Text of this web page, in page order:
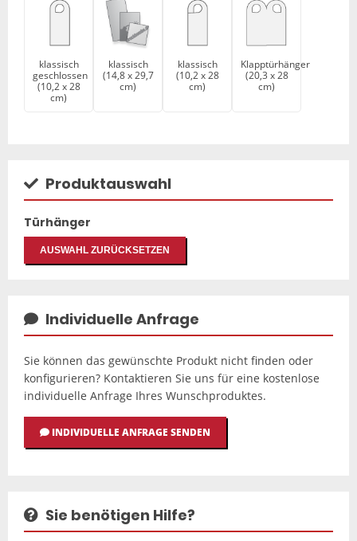
klassisch
geschlossen
(10,2 x 28
cm)
klassisch
(14,8 x 29,7
cm)
klassisch
(10,2 x 28
cm)
Klapptürhänger
(20,3 x 28
cm)
Produktauswahl
Türhänger
AUSWAHL ZURÜCKSETZEN
Individuelle Anfrage
Sie können das gewünschte Produkt nicht finden oder
konfigurieren? Kontaktieren Sie uns für eine kostenlose
individuelle Anfrage Ihres Wunschproduktes.
INDIVIDUELLE ANFRAGE SENDEN
Sie benötigen Hilfe?